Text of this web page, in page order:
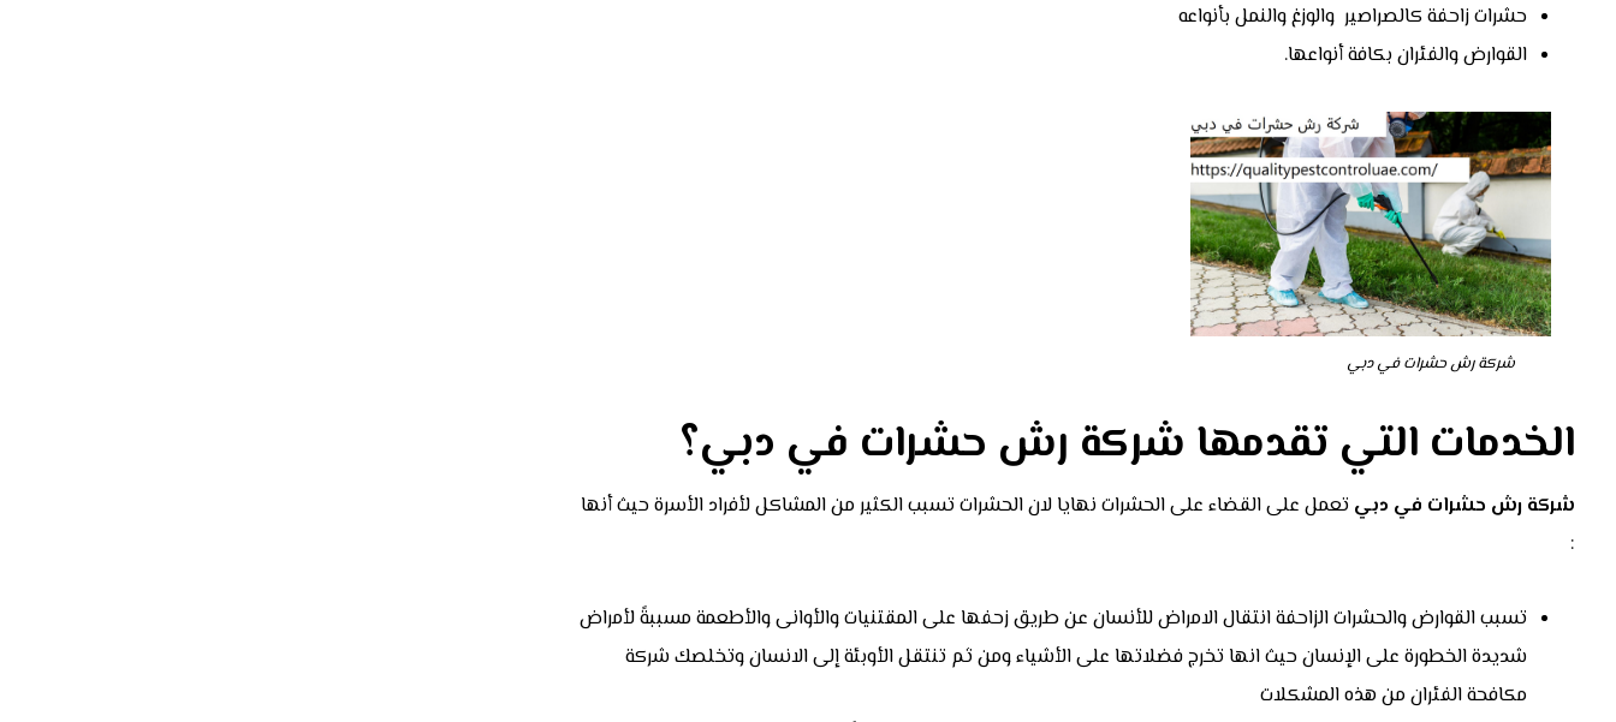
حشرات زاحفة كالصراصير والوزغ والنمل بأنواعه
القوارض والفئران بكافة أنواعها.
شركة رش حشرات في دبي
الخدمات التي تقدمها شركة رش حشرات في دبي؟
شركة رش حشرات في دبي تعمل على القضاء على الحشرات نهايا لان الحشرات تسبب الكثير من المشاكل لأفراد الأسرة حيث أنها
:
تسبب القوارض والحشرات الزاحفة انتقال الامراض للأنسان عن طريق زحفها على المقتنيات والأوانى والأطعمة مسببةً لأمراض
شديدة الخطورة على الإنسان حيث انها تخرج فضلاتها على الأشياء ومن ثم تنتقل الأوبئة إلى الانسان وتخلصك شركة
مكافحة الفئران من هذه المشكلات